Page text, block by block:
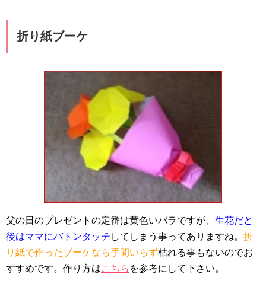
折り紙ブーケ
父の日のプレゼントの定番は黄色いバラですが、 生花だと
後はママにバトンタッチ してしまう事ってありますね。 折
り紙で作ったブーケなら手間いらず枯れる事もないのでお
すすめです。作り方はこちら を参考にして下さい。